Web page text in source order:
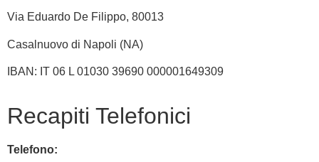
Via Eduardo De Filippo, 80013
Casalnuovo di Napoli (NA)
IBAN: IT 06 L 01030 39690 000001649309
Recapiti Telefonici
Telefono: